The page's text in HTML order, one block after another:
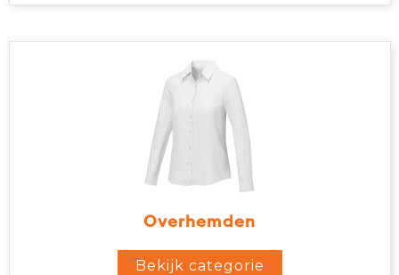
Overhemden
Bekijk categorie